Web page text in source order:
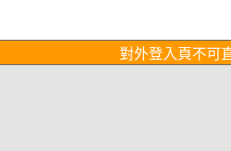
對外登入頁不可